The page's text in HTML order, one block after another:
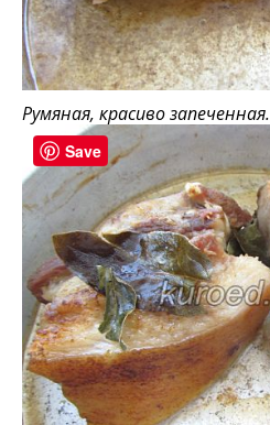
Румяная, красиво запеченная.
Save